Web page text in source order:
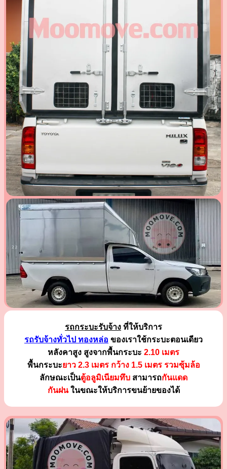
รถกระบะรับจ้าง ที่ให้บริการ
รถรับจ้างทั่วไป ทองหล่อ ของเราใช้กระบะตอนเดียว
หลังคาสูง สูงจากพื้นกระบะ 2.10 เมตร
พื้นกระบะยาว 2.3 เมตร กว้าง 1.5 เมตร รวมซุ้มล้อ
ลักษณะเป็นตู้อลูมิเนียมทึบ สามารถกันแดด
กันฝนในขณะให้บริการขนย้ายของได้